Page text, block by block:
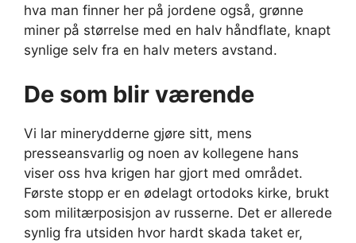
hva man finner her på jordene også, grønne
miner på størrelse med en halv håndflate, knapt
synlige selv fra en halv meters avstand.
De som blir værende
Vi lar minerydderne gjøre sitt, mens
presseansvarlig og noen av kollegene hans
viser oss hva krigen har gjort med området.
Første stopp er en ødelagt ortodoks kirke, brukt
som militærposisjon av russerne. Det er allerede
synlig fra utsiden hvor hardt skada taket er,